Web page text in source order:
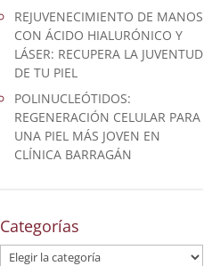
REJUVENECIMIENTO DE MANOS
CON ÁCIDO HIALURÓNICO Y
LÁSER: RECUPERA LA JUVENTUD
DE TU PIEL
POLINUCLEÓTIDOS:
REGENERACIÓN CELULAR PARA
UNA PIEL MÁS JOVEN EN
CLÍNICA BARRAGÁN
Categorías
Categorías